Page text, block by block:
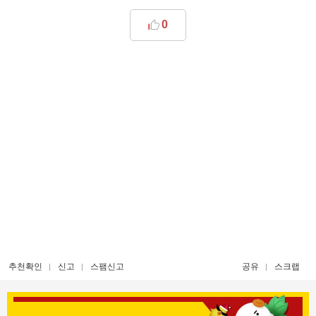
0
추천확인 신고 스팸신고 공유 스크랩